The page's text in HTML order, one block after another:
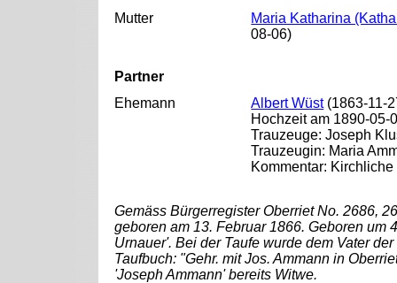
Mutter
Maria Katharina
08-06)
Partner
Ehemann
Albert Wüst(1863-11-
Hochzeit am 1890-05-
Trauzeuge: Joseph
Trauzeugin: Maria
Kommentar:
Gemäss Bürgerregister Oberriet No. 2686,
geboren am 13. Februar 1866. Geboren um
Urnauer'. Bei der Taufe wurde dem Vater
Taufbuch: "Gehr. mit Jos. Ammann in
'Joseph Ammann' bereits Witwe.